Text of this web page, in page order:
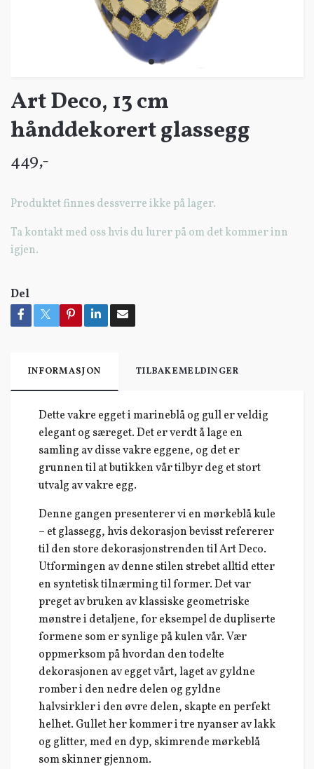
Art Deco, 13 cm
hånddekorert glassegg
449,-
Produktet finnes dessverre ikke på lager.
Ta kontakt med oss hvis du lurer på om det kommer inn
igjen.
Del
INFORMASJON TILBAKEMELDINGER
Dette vakre egget i marineblå og gull er veldig
elegant og særeget. Det er verdt å lage en
samling av disse vakre eggene, og det er
grunnen til at butikken vår tilbyr deg et stort
utvalg av vakre egg.
Denne gangen presenterer vi en mørkeblå kule
– et glassegg, hvis dekorasjon bevisst refererer
til den store dekorasjonstrenden til Art Deco.
Utformingen av denne stilen strebet alltid etter
en syntetisk tilnærming til former. Det var
preget av bruken av klassiske geometriske
mønstre i detaljene, for eksempel de dupliserte
formene som er synlige på kulen vår. Vær
oppmerksom på hvordan den todelte
dekorasjonen av egget vårt, laget av gyldne
romber i den nedre delen og gyldne
halvsirkler i den øvre delen, skapte en perfekt
helhet. Gullet her kommer i tre nyanser av lakk
og glitter, med en dyp, skimrende mørkeblå
som skinner gjennom.